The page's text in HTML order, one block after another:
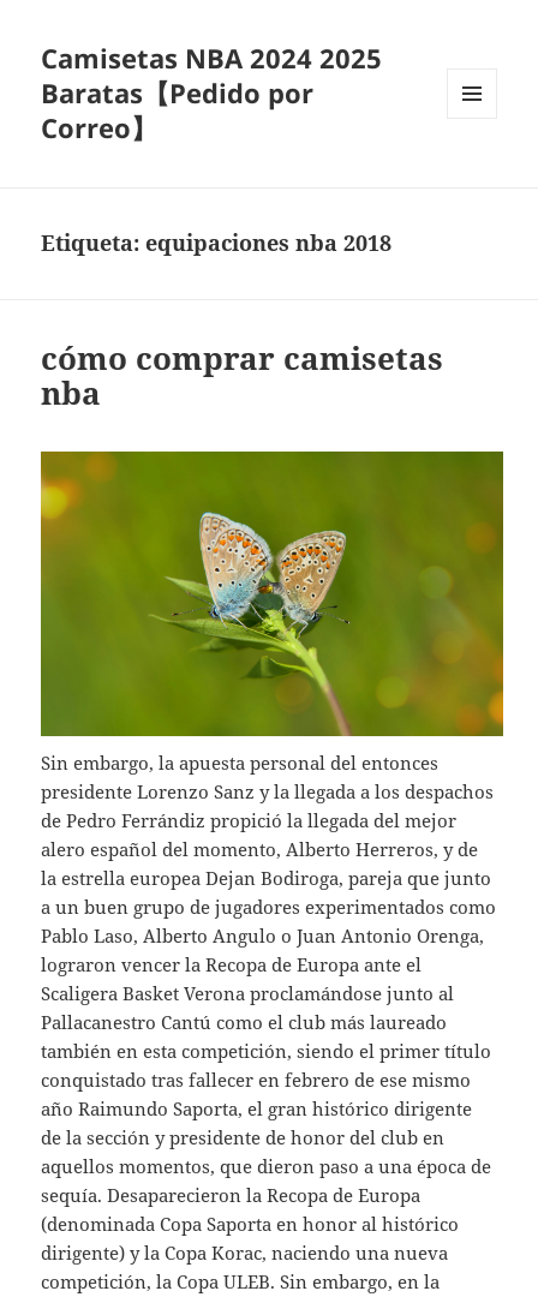
Camisetas NBA 2024 2025
Baratas【Pedido por
Correo】
Etiqueta:equipaciones nba 2018
cómo comprar camisetas
nba
Sin embargo, la apuesta personal del entonces
presidente Lorenzo Sanz y la llegada a los despachos
de Pedro Ferrándiz propició la llegada del mejor
alero español del momento, Alberto Herreros, y de
la estrella europea Dejan Bodiroga, pareja que junto
a un buen grupo de jugadores experimentados como
Pablo Laso, Alberto Angulo o Juan Antonio Orenga,
lograron vencer la Recopa de Europa ante el
Scaligera Basket Verona proclamándose junto al
Pallacanestro Cantú como el club más laureado
también en esta competición, siendo el primer título
conquistado tras fallecer en febrero de ese mismo
año Raimundo Saporta, el gran histórico dirigente
de la sección y presidente de honor del club en
aquellos momentos, que dieron paso a una época de
sequía. Desaparecieron la Recopa de Europa
(denominada Copa Saporta en honor al histórico
dirigente) y la Copa Korac, naciendo una nueva
competición, la Copa ULEB. Sin embargo, en la